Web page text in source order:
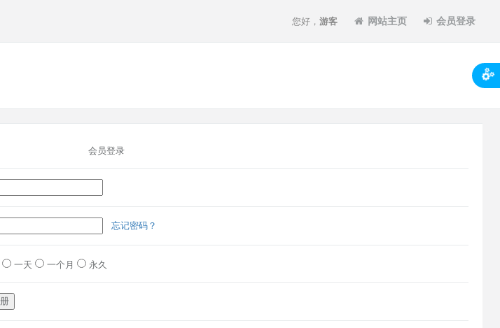
您好， 游客 网站主页 会员登录
会员登录
忘记密码？
一天 一个月 永久